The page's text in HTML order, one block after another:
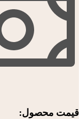
قیمت محصول:​